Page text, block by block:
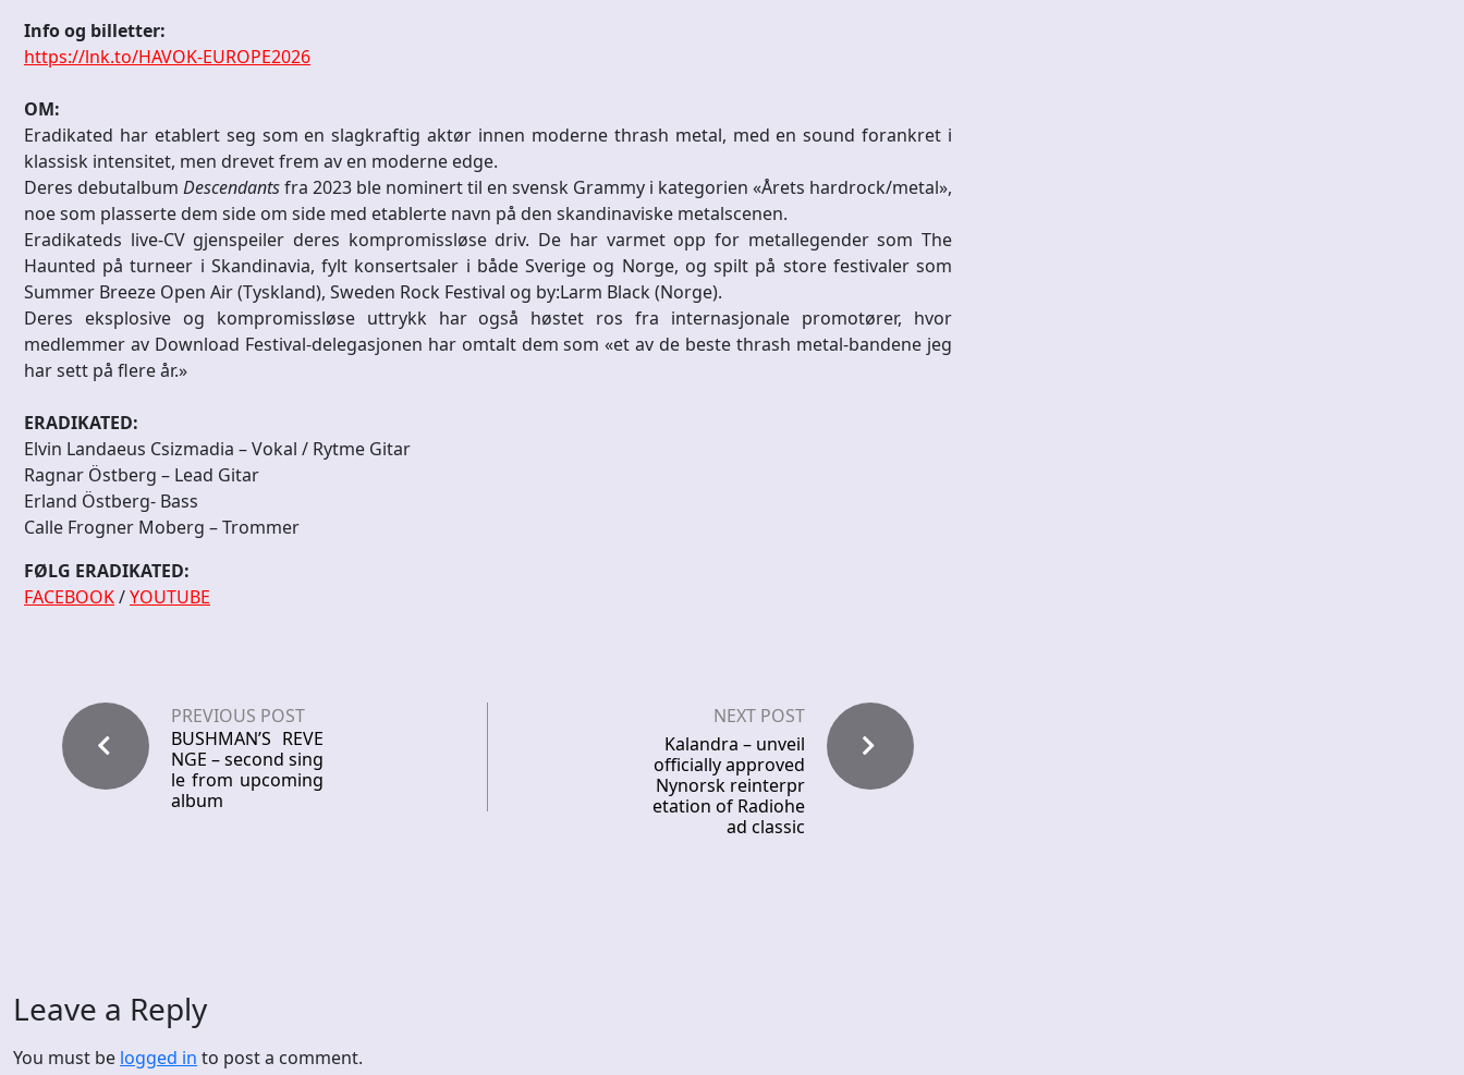
Info og billetter:
https://lnk.to/HAVOK-EUROPE2026
OM:
Eradikated har etablert seg som en slagkraftig aktør innen moderne thrash metal, med en sound forankret i
klassisk intensitet, men drevet frem av en moderne edge.
Deres debutalbum Descendantsfra 2023 ble nominert til en svensk Grammy i kategorien «Årets hardrock/metal»,
noe som plasserte dem side om side med etablerte navn på den skandinaviske metalscenen.
Eradikateds live-CV gjenspeiler deres kompromissløse driv. De har varmet opp for metallegender som The
Haunted på turneer i Skandinavia, fylt konsertsaler i både Sverige og Norge, og spilt på store festivaler som
Summer Breeze Open Air (Tyskland), Sweden Rock Festival og by:Larm Black (Norge).
Deres eksplosive og kompromissløse uttrykk har også høstet ros fra internasjonale promotører, hvor
medlemmer av Download Festival-delegasjonen har omtalt dem som «et av de beste thrash metal-bandene jeg
har sett på flere år.»
ERADIKATED:
Elvin Landaeus Csizmadia – Vokal / Rytme Gitar
Ragnar Östberg – Lead Gitar
Erland Östberg- Bass
Calle Frogner Moberg – Trommer
FØLG ERADIKATED:
FACEBOOK/YOUTUBE
PREVIOUS POST
BUSHMAN’S REVE
NGE – second sing
le from upcoming
album
NEXT POST
Kalandra – unveil
officially approved
Nynorsk reinterpr
etation of Radiohe
ad classic
Leave a Reply
You must be logged in to post a comment.